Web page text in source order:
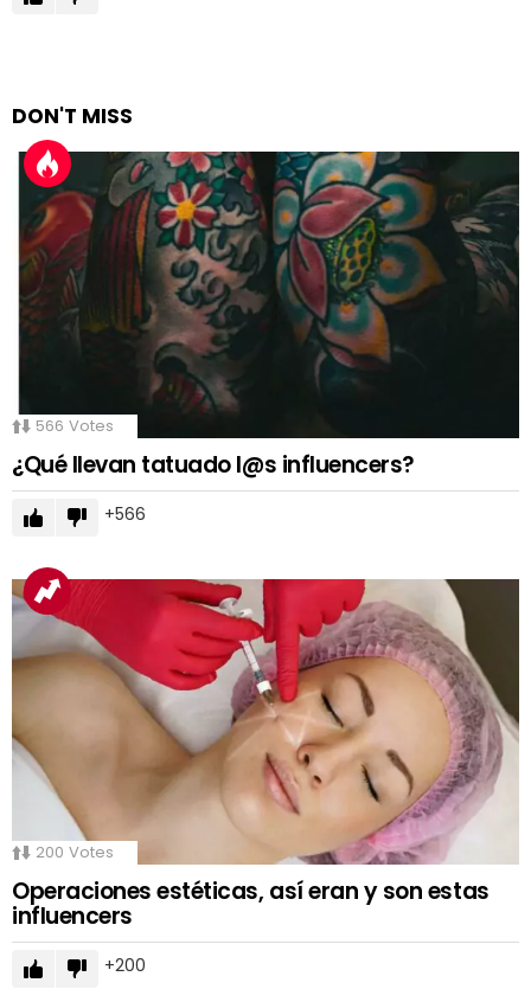
DON'T MISS
566 Votes
¿Qué llevan tatuado l@s influencers?
566
200 Votes
Operaciones estéticas, así eran y son estas
influencers
200